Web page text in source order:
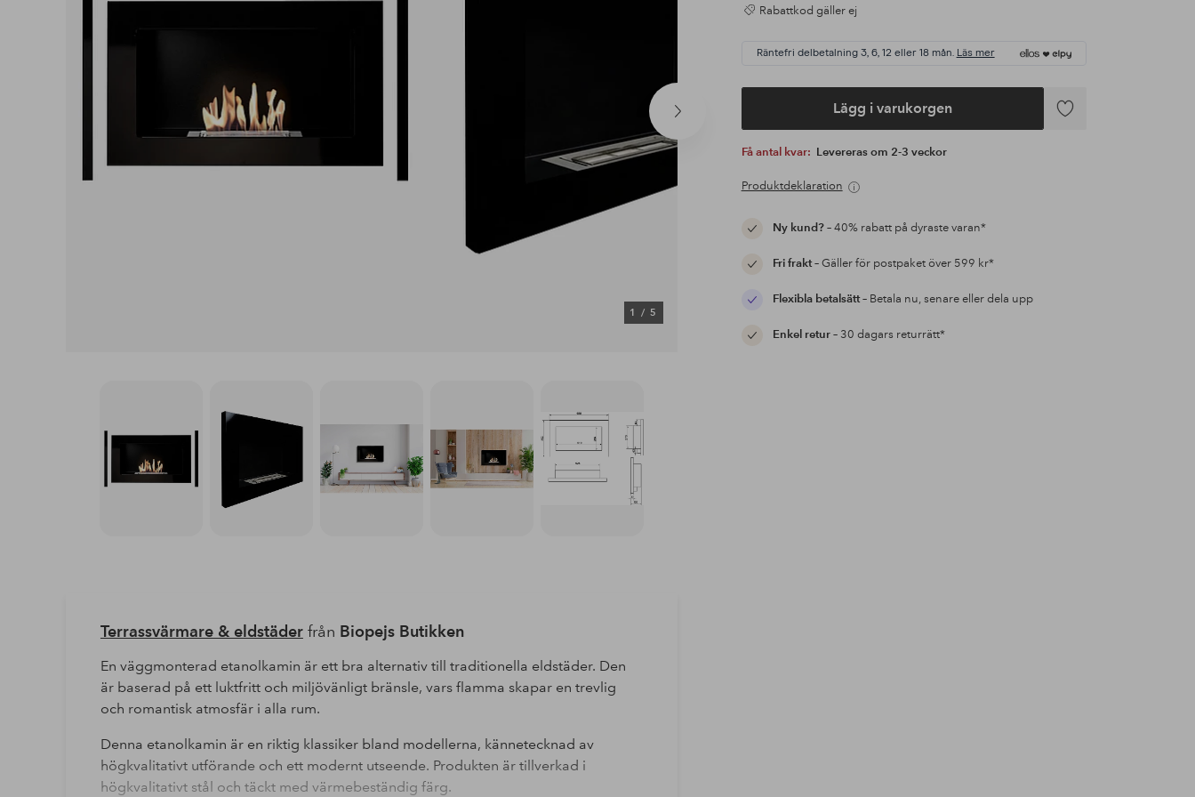
Nästa
1/ 5
Rabattkod gäller ej
Räntefri delbetalning 3, 6, 12 eller 18 mån. Läs mer
Lägg i varukorgen
Lägg
Få antal kvar: Levereras om 2-3 veckor
Produktdeklaration
Ny kund?– 40% rabatt på dyraste varan*
Fri frakt– Gäller för postpaket över 599 kr*
Flexibla betalsätt– Betala nu, senare eller dela upp
Enkel retur– 30 dagars returrätt*
Terrassvärmare & eldstäderfrån Biopejs Butikken
En väggmonterad etanolkamin är ett bra alternativ till traditionella eldstäder. Den
är baserad på ett luktfritt och miljövänligt bränsle, vars flamma skapar en trevlig
och romantisk atmosfär i alla rum.
Denna etanolkamin är en riktig klassiker bland modellerna, kännetecknad av
högkvalitativt utförande och ett modernt utseende. Produkten är tillverkad i
högkvalitativt stål och täckt med värmebeständig färg.